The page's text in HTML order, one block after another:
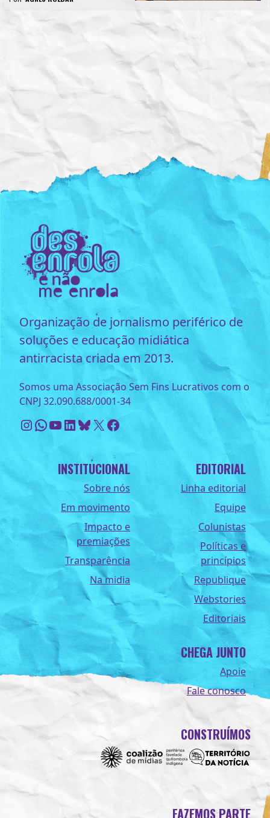
Organização de jornalismo periférico de
soluções e educação midiática
antirracista criada em 2013.
Somos uma Associação Sem Fins Lucrativos com o
CNPJ 32.090.688/0001-34
Instagram
WhatsApp
Youtube
LinkedIn
Bluesky
X Facebook
INSTITUCIONAL
Sobre nós
Em movimento
Impacto e
premiações
Transparência
Na midia
EDITORIAL
Linha editorial
Equipe
Colunistas
Políticas e
princípios
Republique
Webstories
Editoriais
CHEGA JUNTO
Apoie
Fale conosco
CONSTRUÍMOS
FAZEMOS PARTE